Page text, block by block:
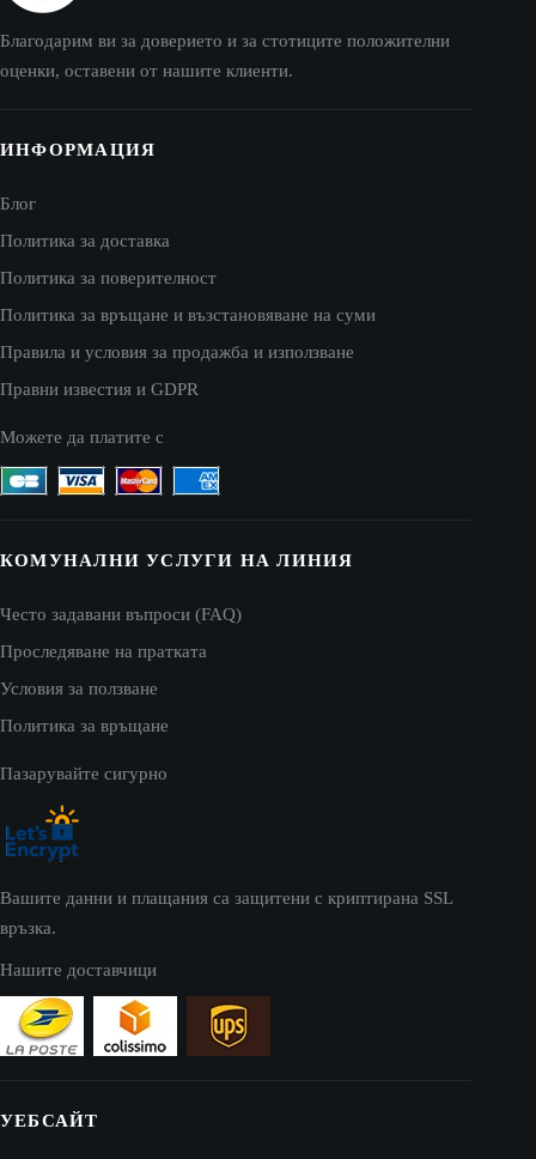
Благодарим ви за доверието и за стотиците положителни
оценки, оставени от нашите клиенти.
ИНФОРМАЦИЯ
Блог
Политика за доставка
Политика за поверителност
Политика за връщане и възстановяване на суми
Правила и условия за продажба и използване
Правни известия и GDPR
Можете да платите с
КОМУНАЛНИ УСЛУГИ НА ЛИНИЯ
Често задавани въпроси (FAQ)
Проследяване на пратката
Условия за ползване
Политика за връщане
Пазарувайте сигурно
Вашите данни и плащания са защитени с криптирана SSL
връзка.
Нашите доставчици
УЕБСАЙТ